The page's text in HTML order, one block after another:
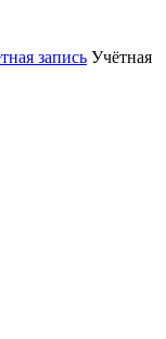
запись Учётная